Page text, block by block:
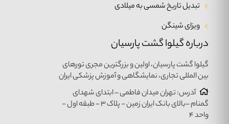
درباره گیلوا گشت پارسیان
گیلوا گشت پارسیان، اولین و بزرگترین مجری تورهای
بین المللی تجاری، نمایشگاهی و آموزش پزشکی ایران
آدرس: تهران میدان فاطمی – ابتدای شهدای
گمنام –بالای بانک ایران زمین - پلاک ۳ - طبقه اول -
واحد ۴
تبدیل تاریخ شمسی به میلادی
ویزای شینگن